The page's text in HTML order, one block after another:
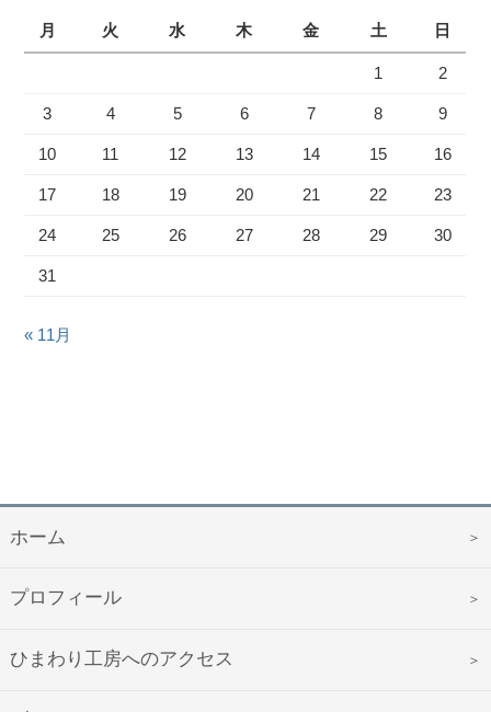
月 火 水 木 金 土 日
1 2
3 4 5 6 7 8 9
10 11 12 13 14 15 16
17 18 19 20 21 22 23
24 25 26 27 28 29 30
31
« 11月
ホーム
プロフィール
ひまわり工房へのアクセス